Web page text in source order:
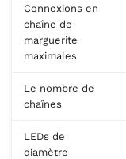
Connexions en
chaîne de
marguerite
maximales
Le nombre de
chaînes
LEDs de
diamètre